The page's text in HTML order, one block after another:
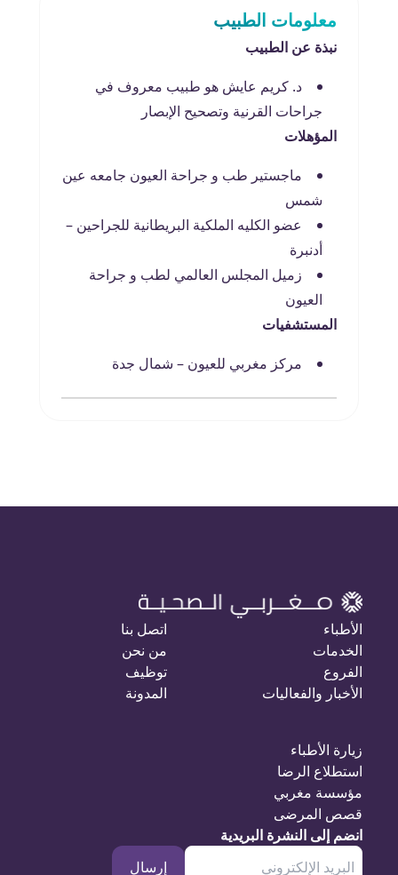
معلومات الطبيب
نبذة عن الطبيب
د. كريم عايش هو طبيب معروف في
جراحات القرنية وتصحيح الإبصار
المؤهلات
ماجستير طب و جراحة العيون جامعه عين
شمس
عضو الكليه الملكية البريطانية للجراحين –
أدنبرة
زميل المجلس العالمي لطب و جراحة
العيون
المستشفيات
مركز مغربي للعيون – شمال جدة
الأطباء
الخدمات
الفروع
الأخبار والفعاليات
اتصل بنا
من نحن
توظيف
المدونة
زيارة الأطباء
استطلاع الرضا
مؤسسة مغربي
قصص المرضى
انضم إلى النشرة البريدية
إرسال